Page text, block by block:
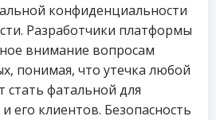
конфиденциальности
Разработчики платформы
внимание вопросам
понимая, что утечка любой
фатальной для
его клиентов. Безопасность